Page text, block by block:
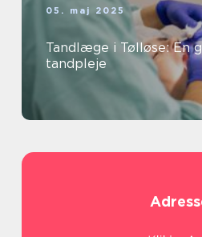
05. maj 2025
Tandlæge i Tølløse: En
tandpleje